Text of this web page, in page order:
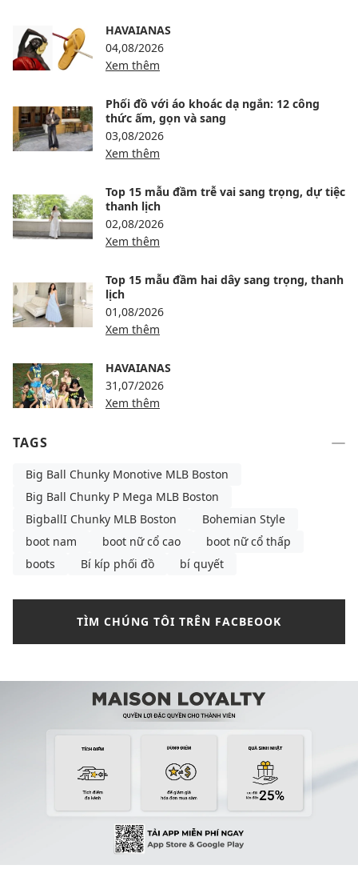
HAVAIANAS
04,08/2026
Xem thêm
Phối đồ với áo khoác dạ ngắn: 12 công
thức ấm, gọn và sang
03,08/2026
Xem thêm
Top 15 mẫu đầm trễ vai sang trọng, dự tiệc
thanh lịch
02,08/2026
Xem thêm
Top 15 mẫu đầm hai dây sang trọng, thanh
lịch
01,08/2026
Xem thêm
HAVAIANAS
31,07/2026
Xem thêm
TAGS
Big Ball Chunky Monotive MLB Boston
Big Ball Chunky P Mega MLB Boston
BigballI Chunky MLB Boston
Bohemian Style
boot nam
boot nữ cổ cao
boot nữ cổ thấp
boots
Bí kíp phối đồ bí quyết
TÌM CHÚNG TÔI TRÊN FACBEOOK